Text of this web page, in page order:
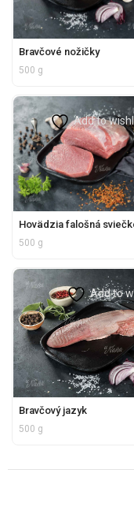
Bravčové nožičky
500 g
Add to
500 g
Add to
Bravčový jazyk
500 g